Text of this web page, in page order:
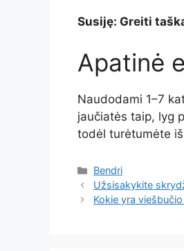
Susiję: Greiti
Apatinė
Naudodami 1–7
jaučiatės taip, lyg
todėl turėtumėte
Kategorijos
Bendri
Užsisakykite
Kokie yra